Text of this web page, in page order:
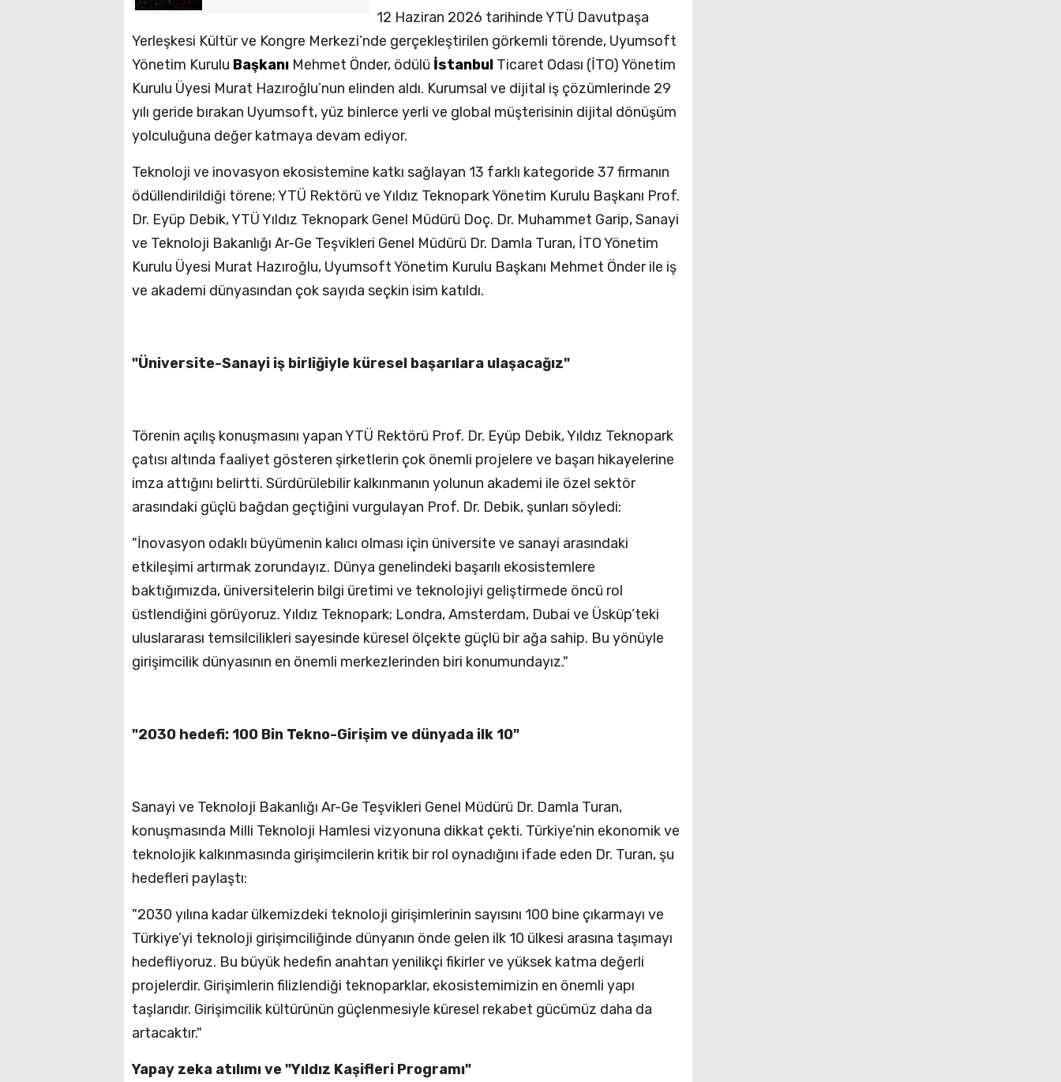
12 Haziran 2026 tarihinde YTÜ Davutpaşa
Yerleşkesi Kültür ve Kongre Merkezi’nde gerçekleştirilen görkemli törende, Uyumsoft
Yönetim Kurulu Başkanı Mehmet Önder, ödülü İstanbul Ticaret Odası (İTO) Yönetim
Kurulu Üyesi Murat Hazıroğlu’nun elinden aldı. Kurumsal ve dijital iş çözümlerinde 29
yılı geride bırakan Uyumsoft, yüz binlerce yerli ve global müşterisinin dijital dönüşüm
yolculuğuna değer katmaya devam ediyor.
Teknoloji ve inovasyon ekosistemine katkı sağlayan 13 farklı kategoride 37 firmanın
ödüllendirildiği törene; YTÜ Rektörü ve Yıldız Teknopark Yönetim Kurulu Başkanı Prof.
Dr. Eyüp Debik, YTÜ Yıldız Teknopark Genel Müdürü Doç. Dr. Muhammet Garip, Sanayi
ve Teknoloji Bakanlığı Ar-Ge Teşvikleri Genel Müdürü Dr. Damla Turan, İTO Yönetim
Kurulu Üyesi Murat Hazıroğlu, Uyumsoft Yönetim Kurulu Başkanı Mehmet Önder ile iş
ve akademi dünyasından çok sayıda seçkin isim katıldı.
"Üniversite-Sanayi iş birliğiyle küresel başarılara ulaşacağız"
Törenin açılış konuşmasını yapan YTÜ Rektörü Prof. Dr. Eyüp Debik, Yıldız Teknopark
çatısı altında faaliyet gösteren şirketlerin çok önemli projelere ve başarı hikayelerine
imza attığını belirtti. Sürdürülebilir kalkınmanın yolunun akademi ile özel sektör
arasındaki güçlü bağdan geçtiğini vurgulayan Prof. Dr. Debik, şunları söyledi:
"İnovasyon odaklı büyümenin kalıcı olması için üniversite ve sanayi arasındaki
etkileşimi artırmak zorundayız. Dünya genelindeki başarılı ekosistemlere
baktığımızda, üniversitelerin bilgi üretimi ve teknolojiyi geliştirmede öncü rol
üstlendiğini görüyoruz. Yıldız Teknopark; Londra, Amsterdam, Dubai ve Üsküp’teki
uluslararası temsilcilikleri sayesinde küresel ölçekte güçlü bir ağa sahip. Bu yönüyle
girişimcilik dünyasının en önemli merkezlerinden biri konumundayız."
"2030 hedefi: 100 Bin Tekno-Girişim ve dünyada ilk 10"
Sanayi ve Teknoloji Bakanlığı Ar-Ge Teşvikleri Genel Müdürü Dr. Damla Turan,
konuşmasında Milli Teknoloji Hamlesi vizyonuna dikkat çekti. Türkiye’nin ekonomik ve
teknolojik kalkınmasında girişimcilerin kritik bir rol oynadığını ifade eden Dr. Turan, şu
hedefleri paylaştı:
"2030 yılına kadar ülkemizdeki teknoloji girişimlerinin sayısını 100 bine çıkarmayı ve
Türkiye’yi teknoloji girişimciliğinde dünyanın önde gelen ilk 10 ülkesi arasına taşımayı
hedefliyoruz. Bu büyük hedefin anahtarı yenilikçi fikirler ve yüksek katma değerli
projelerdir. Girişimlerin filizlendiği teknoparklar, ekosistemimizin en önemli yapı
taşlarıdır. Girişimcilik kültürünün güçlenmesiyle küresel rekabet gücümüz daha da
artacaktır."
Yapay zeka atılımı ve "Yıldız Kaşifleri Programı"